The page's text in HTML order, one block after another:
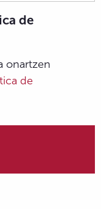
de
onartzen
de